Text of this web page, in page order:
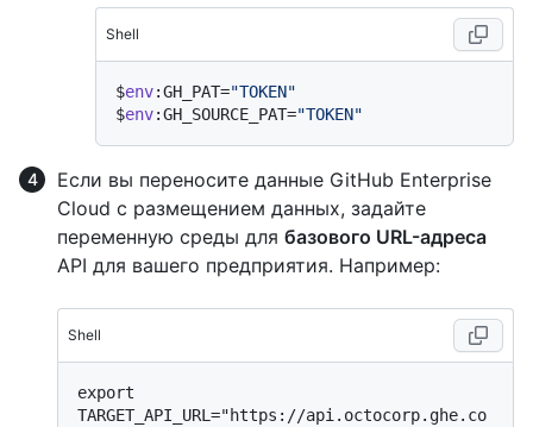
Shell
$env:GH_PAT="TOKEN"
$env:GH_SOURCE_PAT="TOKEN"
Если вы переносите данные GitHub Enterprise
Cloud с размещением данных, задайте
переменную среды для базового URL-адреса
API для вашего предприятия. Например:
Shell
export
TARGET_API_URL="https://api.octocorp.ghe.co